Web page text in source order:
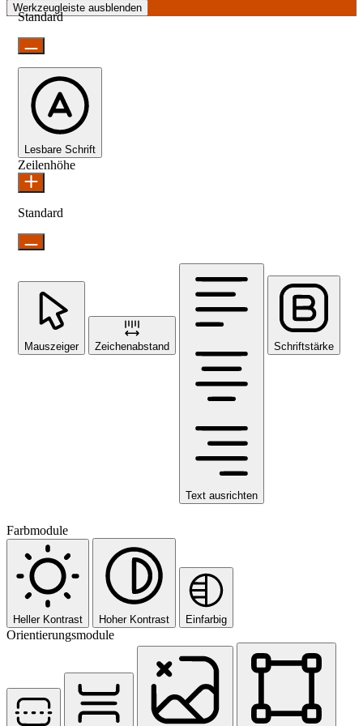
Werkzeugleiste ausblenden
Standard
Lesbare Schrift
Zeilenhöhe
Standard
Mauszeiger Zeichenabstand
Text ausrichten
Schriftstärke
Farbmodule
Heller Kontrast Hoher Kontrast Einfarbig
Orientierungsmodule